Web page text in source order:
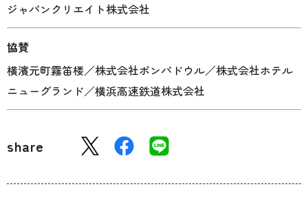
ジャパンクリエイト株式会社
協賛
横濱元町霧笛楼／株式会社ポンパドウル／株式会社ホテル
ニューグランド／横浜高速鉄道株式会社
share